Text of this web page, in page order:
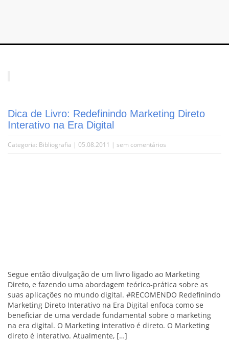
Dica de Livro: Redefinindo Marketing Direto
Interativo na Era Digital
Categoria: Bibliografia | 05.08.2011 | sem comentários
Segue então divulgação de um livro ligado ao Marketing
Direto, e fazendo uma abordagem teórico-prática sobre as
suas aplicações no mundo digital. #RECOMENDO Redefinindo
Marketing Direto Interativo na Era Digital enfoca como se
beneficiar de uma verdade fundamental sobre o marketing
na era digital. O Marketing interativo é direto. O Marketing
direto é interativo. Atualmente, […]